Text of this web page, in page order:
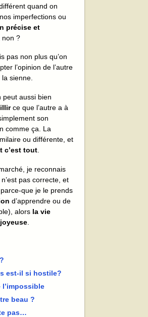
quand on
imperfections ou
précise et
non ?
pas non plus qu’on
l’opinion de l’autre
sienne.
peut aussi bien
ce que l’autre a à
son
comme ça. La
ou différente, et
c’est tout
je reconnais
pas correcte, et
que je le prends
d’apprendre ou de
alors la vie
est-il si hostile?
l’impossible
beau ?
pas…